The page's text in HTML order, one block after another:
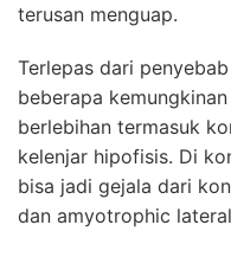
terusan menguap.
Terlepas dari
beberapa
berlebihan termasuk
kelenjar hipofisis. Di
bisa jadi gejala dari
dan amyotrophic